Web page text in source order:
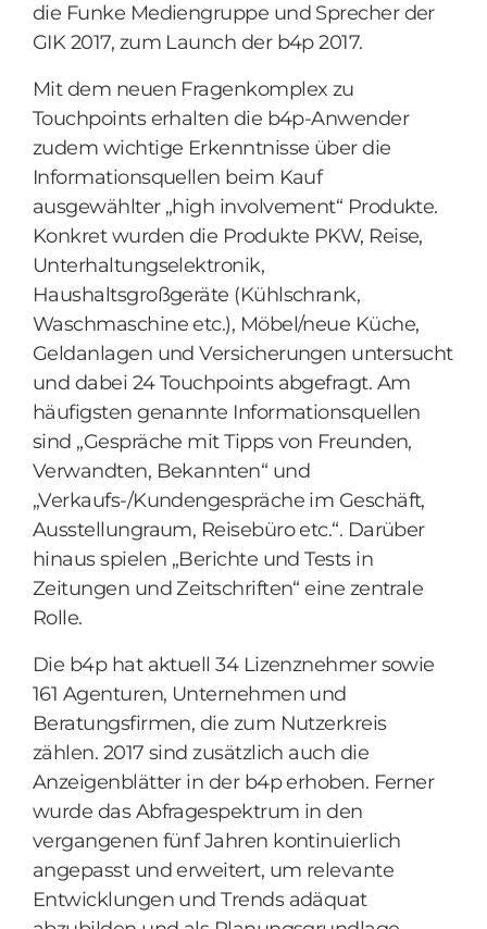
die Funke Mediengruppe und Sprecher der
GIK 2017, zum Launch der b4p 2017.
Mit dem neuen Fragenkomplex zu
Touchpoints erhalten die b4p-Anwender
zudem wichtige Erkenntnisse über die
Informationsquellen beim Kauf
ausgewählter „high involvement“ Produkte.
Konkret wurden die Produkte PKW, Reise,
Unterhaltungselektronik,
Haushaltsgroßgeräte (Kühlschrank,
Waschmaschine etc.), Möbel/neue Küche,
Geldanlagen und Versicherungen untersucht
und dabei 24 Touchpoints abgefragt. Am
häufigsten genannte Informationsquellen
sind „Gespräche mit Tipps von Freunden,
Verwandten, Bekannten“ und
„Verkaufs-/Kundengespräche im Geschäft,
Ausstellungraum, Reisebüro etc.“. Darüber
hinaus spielen „Berichte und Tests in
Zeitungen und Zeitschriften“ eine zentrale
Rolle.
Die b4p hat aktuell 34 Lizenznehmer sowie
161 Agenturen, Unternehmen und
Beratungsfirmen, die zum Nutzerkreis
zählen. 2017 sind zusätzlich auch die
Anzeigenblätter in der b4p erhoben. Ferner
wurde das Abfragespektrum in den
vergangenen fünf Jahren kontinuierlich
angepasst und erweitert, um relevante
Entwicklungen und Trends adäquat